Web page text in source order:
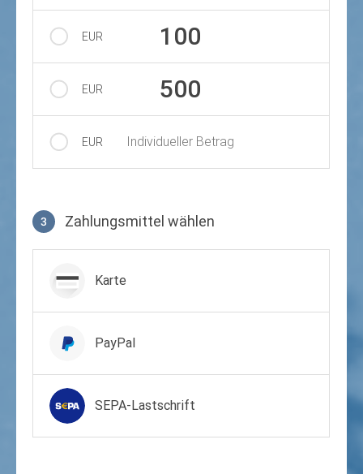
EUR 100
EUR 500
EUR Individueller Betrag
3 Zahlungsmittel wählen
Karte
PayPal
SEPA-Lastschrift